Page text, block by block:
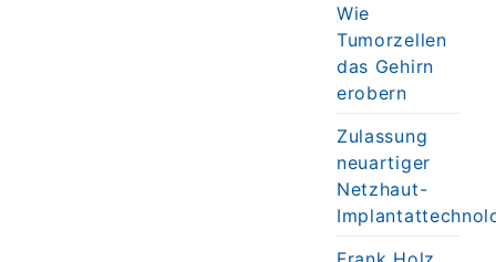
Wie
Tumorzellen
das Gehirn
erobern
Zulassung
neuartiger
Netzhaut-